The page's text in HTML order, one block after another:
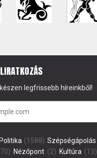
legfrissebb híreinkből!
Politika(1588) Szépségápolás
Nézőpont(2) Kultúra(13)